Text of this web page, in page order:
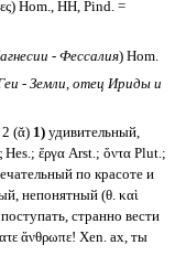
Hom., HH, Pind. =
- Фессалия) Hom.
- Земли, отец Ириды и
(ᾰ) 1)удивительный,
ἔργα Arst.; ὄντα Plut.;
по красоте и
непонятный (θ. καὶ
странно вести
ἄνθρωπε! Xen. ах, ты